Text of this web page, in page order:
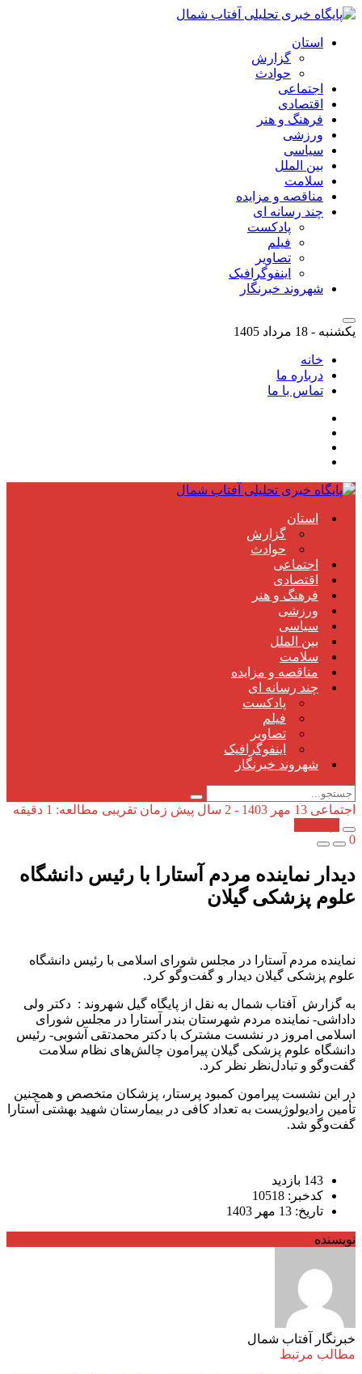
استان
گزارش
حوادث
اجتماعی
اقتصادی
فرهنگ و هنر
ورزشی
سیاسی
بین الملل
سلامت
مناقصه و مزایده
چند رسانه ای
پادکست
فیلم
تصاویر
اینفوگرافیک
شهروند خبرنگار
یکشنبه - 18 مرداد 1405
خانه
درباره ما
تماس با ما
استان
گزارش
حوادث
اجتماعی
اقتصادی
فرهنگ و هنر
ورزشی
سیاسی
بین الملل
سلامت
مناقصه و مزایده
چند رسانه ای
پادکست
فیلم
تصاویر
اینفوگرافیک
شهروند خبرنگار
اجتماعی 13 مهر 1403 - 2 سال پیش
زمان تقریبی مطالعه: 1 دقیقه
0
دیدار نماینده مردم آستارا با رئیس دانشگاه
علوم پزشکی گیلان
نماینده مردم آستارا در مجلس شورای اسلامی با رئیس دانشگاه
علوم پزشکی گیلان دیدار و گفت‌وگو کرد.
به گزارش آفتاب شمال به نقل از پایگاه گیل شهروند : دکتر ولی
داداشی- نماینده مردم شهرستان بندر آستارا در مجلس شورای
اسلامی امروز در نشست مشترک با دکتر محمدتقی آشوبی- رئیس
دانشگاه علوم پزشکی گیلان پیرامون چالش‌های نظام سلامت
گفت‌وگو و تبادل‌نظر نظر کرد.
در این نشست پیرامون کمبود پرستار، پزشکان متخصص و همچنین
تأمین رادیولوژیست به تعداد کافی در بیمارستان شهید بهشتی آستارا
گفت‌وگو شد.
143 بازدید
کدخبر: 10518
تاریخ: 13 مهر 1403
نویسنده
خبرنگار آفتاب شمال
مطالب مرتبط